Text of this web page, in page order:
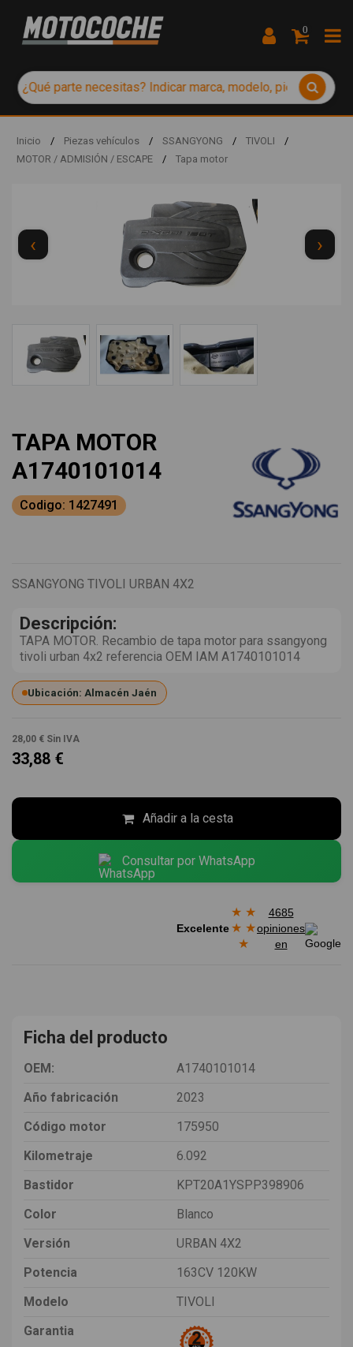
0
Inicio / Piezas vehículos / SSANGYONG / TIVOLI
/
MOTOR / ADMISIÓN / ESCAPE
/ Tapa motor
‹ ›
TAPA MOTOR
A1740101014
Codigo: 1427491
SSANGYONG TIVOLI URBAN 4X2
Descripción:
TAPA MOTOR. Recambio de tapa motor para ssangyong
tivoli urban 4x2 referencia OEM IAM A1740101014
Ubicación: Almacén Jaén
28,00 € Sin IVA
33,88 €
Añadir a la cesta
Consultar por WhatsApp
Excelente
★ ★
★ ★
★
4685
opiniones
en
Ficha del producto
OEM:
A1740101014
Año fabricación
2023
Código motor
175950
Kilometraje
6.092
Bastidor
KPT20A1YSPP398906
Color
Blanco
Versión
URBAN 4X2
Potencia
163CV 120KW
Modelo
TIVOLI
Garantia